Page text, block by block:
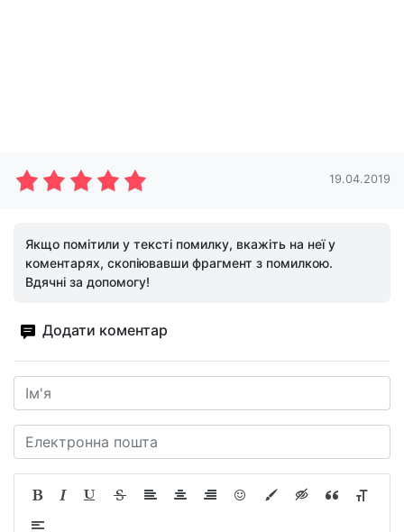
19.04.2019
Якщо помітили у тексті помилку, вкажіть на неї у
коментарях, скопіювавши фрагмент з помилкою.
Вдячні за допомогу!
Додати коментар